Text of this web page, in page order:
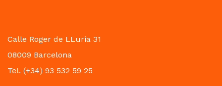
Calle Roger de LLuria 31
08009 Barcelona
Tel. (+34) 93 532 59 25